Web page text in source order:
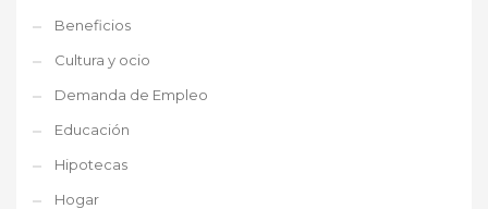
Beneficios
Cultura y ocio
Demanda de Empleo
Educación
Hipotecas
Hogar